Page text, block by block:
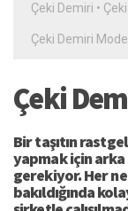
Çeki Demiri •
Çeki Demiri
Çeki
Bir taşıtın
yapmak için arka
gerekiyor. Her
bakıldığında